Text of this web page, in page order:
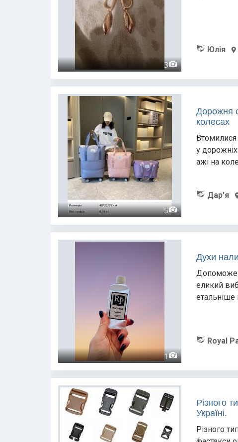
3
Юлія
5
Дорожня
колесах
Втомилися
у
ажі на
Дар'я
1
Духи
еликий
етальніше
Royal
Різного
Україні.
Різного